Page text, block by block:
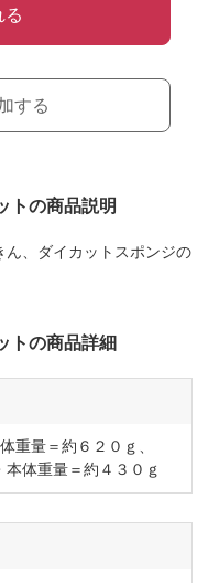
る
する
トの商品説明
、ダイカットスポンジの
トの商品詳細
重量＝約６２０ｇ、
本体重量＝約４３０ｇ